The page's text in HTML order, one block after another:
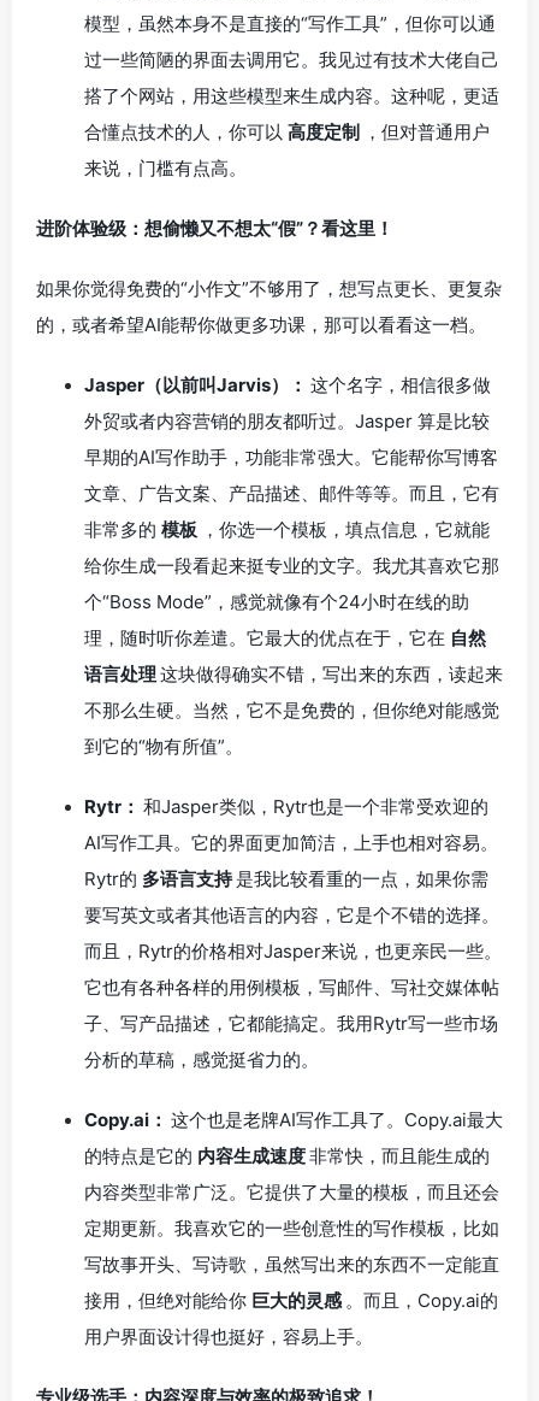
模型，虽然本身不是直接的“写作工具”，但你可以通
过一些简陋的界面去调用它。我见过有技术大佬自己
搭了个网站，用这些模型来生成内容。这种呢，更适
合懂点技术的人，你可以 高度定制 ，但对普通用户
来说，门槛有点高。
进阶体验级：想偷懒又不想太“假”？看这里！
如果你觉得免费的“小作文”不够用了，想写点更长、更复杂
的，或者希望AI能帮你做更多功课，那可以看看这一档。
Jasper（以前叫Jarvis）： 这个名字，相信很多做
外贸或者内容营销的朋友都听过。Jasper 算是比较
早期的AI写作助手，功能非常强大。它能帮你写博客
文章、广告文案、产品描述、邮件等等。而且，它有
非常多的 模板 ，你选一个模板，填点信息，它就能
给你生成一段看起来挺专业的文字。我尤其喜欢它那
个“Boss Mode”，感觉就像有个24小时在线的助
理，随时听你差遣。它最大的优点在于，它在 自然
语言处理这块做得确实不错，写出来的东西，读起来
不那么生硬。当然，它不是免费的，但你绝对能感觉
到它的“物有所值”。
Rytr： 和Jasper类似，Rytr也是一个非常受欢迎的
AI写作工具。它的界面更加简洁，上手也相对容易。
Rytr的 多语言支持是我比较看重的一点，如果你需
要写英文或者其他语言的内容，它是个不错的选择。
而且，Rytr的价格相对Jasper来说，也更亲民一些。
它也有各种各样的用例模板，写邮件、写社交媒体帖
子、写产品描述，它都能搞定。我用Rytr写一些市场
分析的草稿，感觉挺省力的。
Copy.ai： 这个也是老牌AI写作工具了。Copy.ai最大
的特点是它的 内容生成速度非常快，而且能生成的
内容类型非常广泛。它提供了大量的模板，而且还会
定期更新。我喜欢它的一些创意性的写作模板，比如
写故事开头、写诗歌，虽然写出来的东西不一定能直
接用，但绝对能给你 巨大的灵感 。而且，Copy.ai的
用户界面设计得也挺好，容易上手。
专业级选手：内容深度与效率的极致追求！